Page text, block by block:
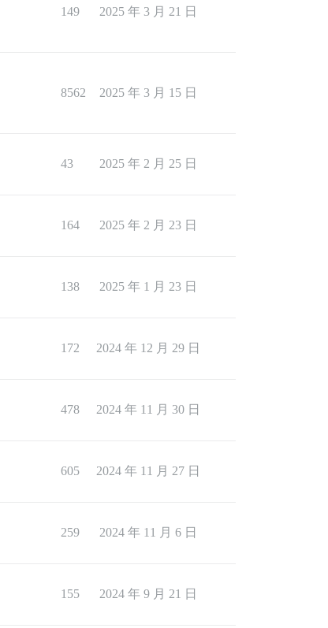
149 2025 年 3 月 21 日
8562 2025 年 3 月 15 日
43 2025 年 2 月 25 日
164 2025 年 2 月 23 日
138 2025 年 1 月 23 日
172 2024 年 12 月 29 日
478 2024 年 11 月 30 日
605 2024 年 11 月 27 日
259 2024 年 11 月 6 日
155 2024 年 9 月 21 日